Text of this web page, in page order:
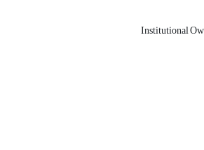
Institutional